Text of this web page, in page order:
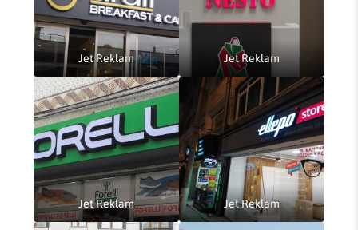
Jet Reklam Jet Reklam
Jet Reklam Jet Reklam